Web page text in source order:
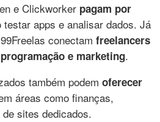
e Clickworker pagam por
testar apps e analisar dados. Já
conectam freelancers
e marketing.
também podem oferecer
áreas como finanças,
sites dedicados.